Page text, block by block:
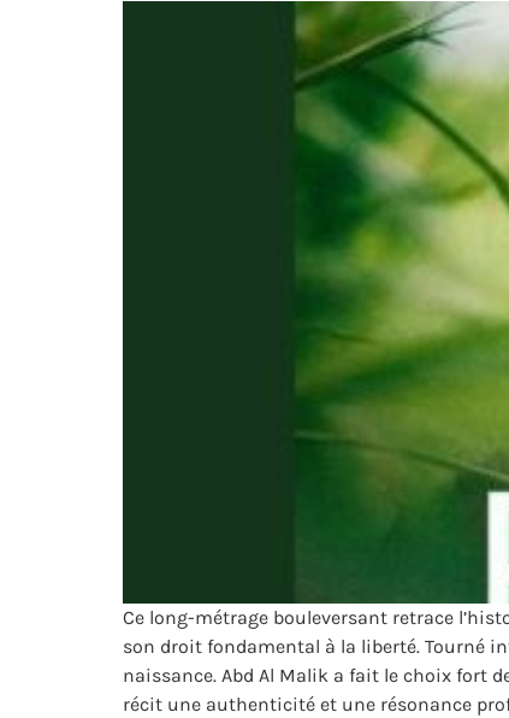
Ce long-métrage bouleversant retrace
son droit fondamental à la liberté. Tourné
naissance. Abd Al Malik a fait le choix fort
récit une authenticité et une résonance